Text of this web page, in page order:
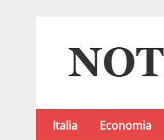
Italia Economia